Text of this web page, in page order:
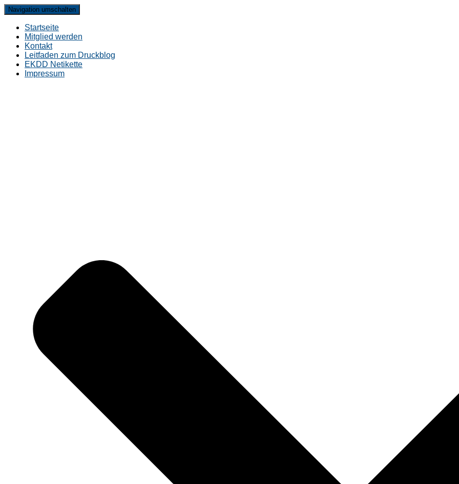
Navigation umschalten
Startseite
Mitglied werden
Kontakt
Leitfaden zum Druckblog
EKDD Netikette
Impressum